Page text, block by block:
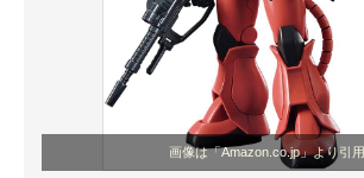
画像は「Amazon.co.jp」より引用